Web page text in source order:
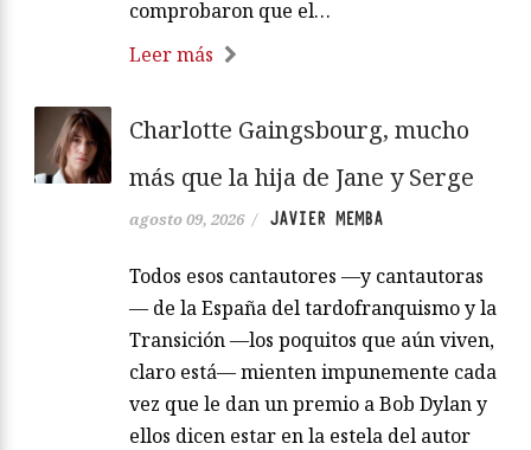
comprobaron que el…
Leer más
Charlotte Gaingsbourg, mucho
más que la hija de Jane y Serge
agosto 09, 2026 / JAVIER MEMBA
Todos esos cantautores —y cantautoras
— de la España del tardofranquismo y la
Transición —los poquitos que aún viven,
claro está— mienten impunemente cada
vez que le dan un premio a Bob Dylan y
ellos dicen estar en la estela del autor